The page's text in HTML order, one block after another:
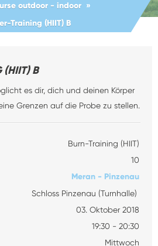
outdoor - indoor
Training (HIIT) B
(HIIT) B
es dir, dich und deinen Körper
Grenzen auf die Probe zu stellen.
Burn-Training (HIIT)
10
Meran - Pinzenau
Schloss Pinzenau (Turnhalle)
03. Oktober 2018
19:30 - 20:30
Mittwoch